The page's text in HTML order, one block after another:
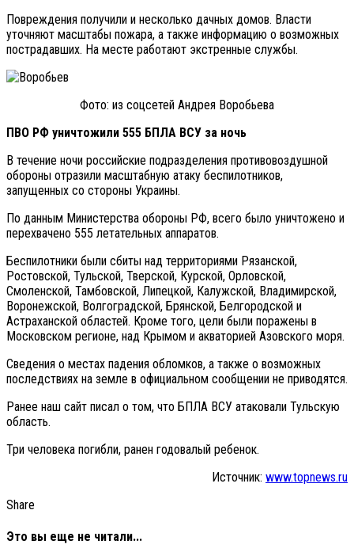
Повреждения получили и несколько дачных домов. Власти
уточняют масштабы пожара, а также информацию о возможных
пострадавших. На месте работают экстренные службы.
Фото: из соцсетей Андрея Воробьева
ПВО РФ уничтожили 555 БПЛА ВСУ за ночь
В течение ночи российские подразделения противовоздушной
обороны отразили масштабную атаку беспилотников,
запущенных со стороны Украины.
По данным Министерства обороны РФ, всего было уничтожено и
перехвачено 555 летательных аппаратов.
Беспилотники были сбиты над территориями Рязанской,
Ростовской, Тульской, Тверской, Курской, Орловской,
Смоленской, Тамбовской, Липецкой, Калужской, Владимирской,
Воронежской, Волгоградской, Брянской, Белгородской и
Астраханской областей. Кроме того, цели были поражены в
Московском регионе, над Крымом и акваторией Азовского моря.
Сведения о местах падения обломков, а также о возможных
последствиях на земле в официальном сообщении не приводятся.
Ранее наш сайт писал о том, что БПЛА ВСУ атаковали Тульскую
область.
Три человека погибли, ранен годовалый ребенок.
Источник: www.topnews.ru
Share
Это вы еще не читали...